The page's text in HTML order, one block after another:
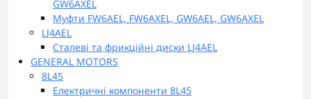
GW6AXEL
Муфти FW6AEL, FW6AXEL, GW6AEL, GW6AXEL
LJ4AEL
Сталеві та фрикційні диски LJ4AEL
GENERAL MOTORS
8L45
Електричні компоненти 8L45